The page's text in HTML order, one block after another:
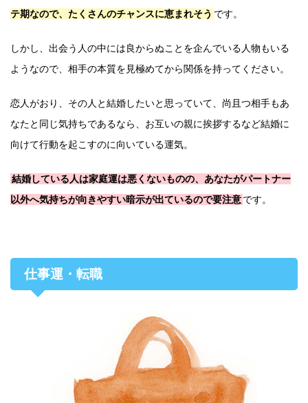
テ期なので、たくさんのチャンスに恵まれそう です。
しかし、出会う人の中には良からぬことを企んでいる人物もいる
ようなので、相手の本質を見極めてから関係を持ってください。
恋人がおり、その人と結婚したいと思っていて、尚且つ相手もあ
なたと同じ気持ちであるなら、お互いの親に挨拶するなど結婚に
向けて行動を起こすのに向いている運気。
結婚している人は家庭運は悪くないものの、あなたがパートナー
以外へ気持ちが向きやすい暗示が出ているので要注意です。
仕事運・転職